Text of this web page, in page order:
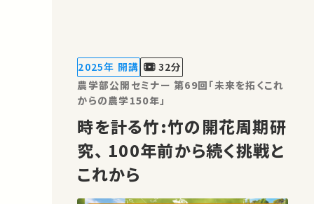
2025年 開講
32分
農学部公開セミナー 第69回「未来を拓くこれ
からの農学150年」
時を計る竹:竹の開花周期研
究、 100年前から続く挑戦と
これから